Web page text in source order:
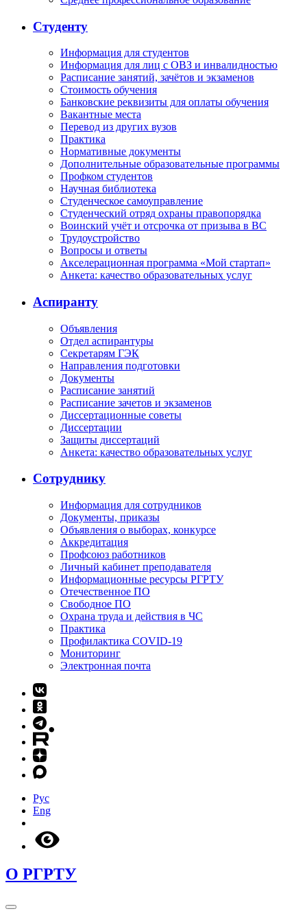
Студенту
Информация для студентов
Информация для лиц с ОВЗ и инвалидностью
Расписание занятий, зачётов и экзаменов
Стоимость обучения
Банковские реквизиты для оплаты обучения
Вакантные места
Перевод из других вузов
Практика
Нормативные документы
Дополнительные образовательные программы
Профком студентов
Научная библиотека
Студенческое самоуправление
Студенческий отряд охраны правопорядка
Воинский учёт и отсрочка от призыва в ВС
Трудоустройство
Вопросы и ответы
Акселерационная программа «Мой стартап»
Анкета: качество образовательных услуг
Аспиранту
Объявления
Отдел аспирантуры
Секретарям ГЭК
Направления подготовки
Документы
Расписание занятий
Расписание зачетов и экзаменов
Диссертационные советы
Диссертации
Защиты диссертаций
Анкета: качество образовательных услуг
Сотруднику
Информация для сотрудников
Документы, приказы
Объявления о выборах, конкурсе
Аккредитация
Профсоюз работников
Личный кабинет преподавателя
Информационные ресурсы РГРТУ
Отечественное ПО
Свободное ПО
Охрана труда и действия в ЧС
Практика
Профилактика COVID-19
Мониторинг
Электронная почта
Рус
Eng
О РГРТУ